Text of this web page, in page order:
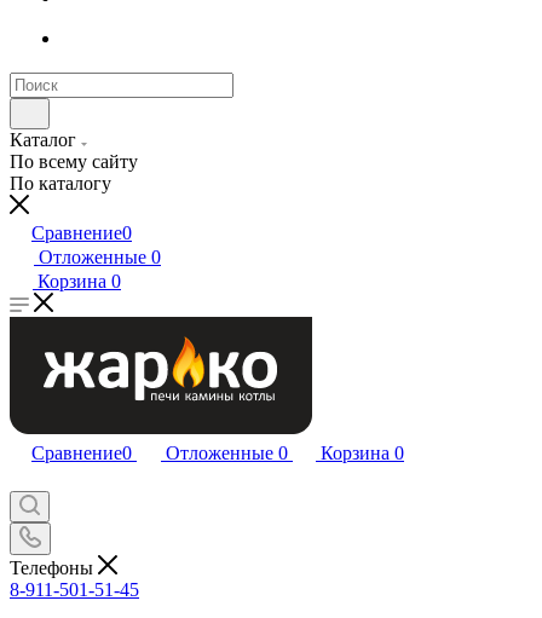
Каталог
По всему сайту
По каталогу
Сравнение0
Отложенные 0
Корзина 0
Сравнение0 Отложенные 0 Корзина 0
Телефоны
8-911-501-51-45